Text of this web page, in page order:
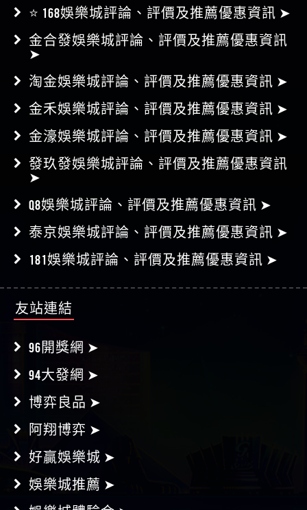
⭐ 168娛樂城評論、評價及推薦優惠資訊 ➤
金合發娛樂城評論、評價及推薦優惠資訊
➤
淘金娛樂城評論、評價及推薦優惠資訊 ➤
金禾娛樂城評論、評價及推薦優惠資訊 ➤
金濠娛樂城評論、評價及推薦優惠資訊 ➤
發玖發娛樂城評論、評價及推薦優惠資訊
➤
Q8娛樂城評論、評價及推薦優惠資訊 ➤
泰京娛樂城評論、評價及推薦優惠資訊 ➤
181娛樂城評論、評價及推薦優惠資訊 ➤
友站連結
96開獎網 ➤
94大發網 ➤
博弈良品 ➤
阿翔博弈 ➤
好贏娛樂城 ➤
娛樂城推薦 ➤